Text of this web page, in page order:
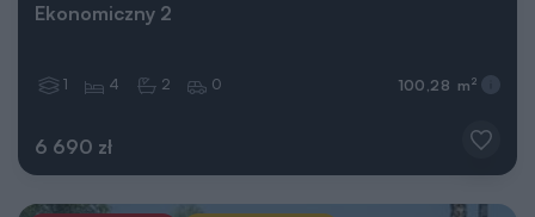
Ekonomiczny 2
6 690 zł
1 4 2 0 100,28 m 2